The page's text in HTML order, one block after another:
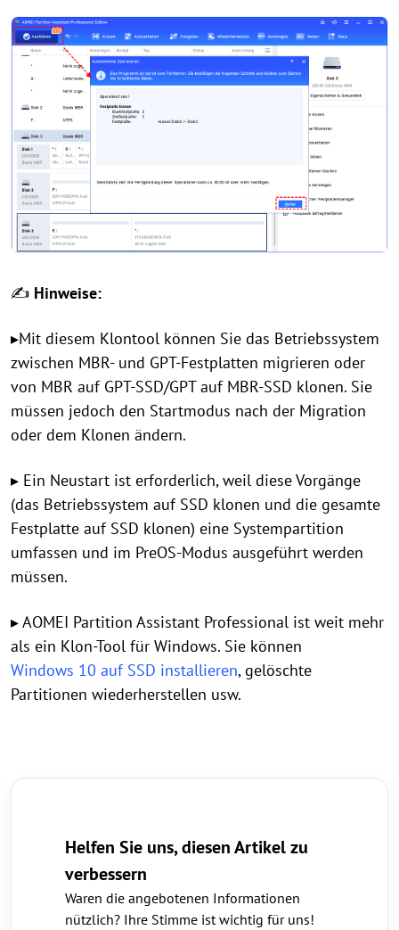
✍ Hinweise:
▸Mit diesem Klontool können Sie das Betriebssystem
zwischen MBR- und GPT-Festplatten migrieren oder
von MBR auf GPT-SSD/GPT auf MBR-SSD klonen. Sie
müssen jedoch den Startmodus nach der Migration
oder dem Klonen ändern.
▸ Ein Neustart ist erforderlich, weil diese Vorgänge
(das Betriebssystem auf SSD klonen und die gesamte
Festplatte auf SSD klonen) eine Systempartition
umfassen und im PreOS-Modus ausgeführt werden
müssen.
▸ AOMEI Partition Assistant Professional ist weit mehr
als ein Klon-Tool für Windows. Sie können
Windows 10 auf SSD installieren, gelöschte
Partitionen wiederherstellen usw.
Helfen Sie uns, diesen Artikel zu
verbessern
Waren die angebotenen Informationen
nützlich? Ihre Stimme ist wichtig für uns!